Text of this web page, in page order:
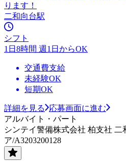
ります！
二和向台駅
シフト
1日8時間 週1日からOK
交通費支給
未経験OK
短期OK
詳細を見る
応募画面に進む
アルバイト・パート
シンテイ警備株式会社 柏支社 二
ア/A3203200128